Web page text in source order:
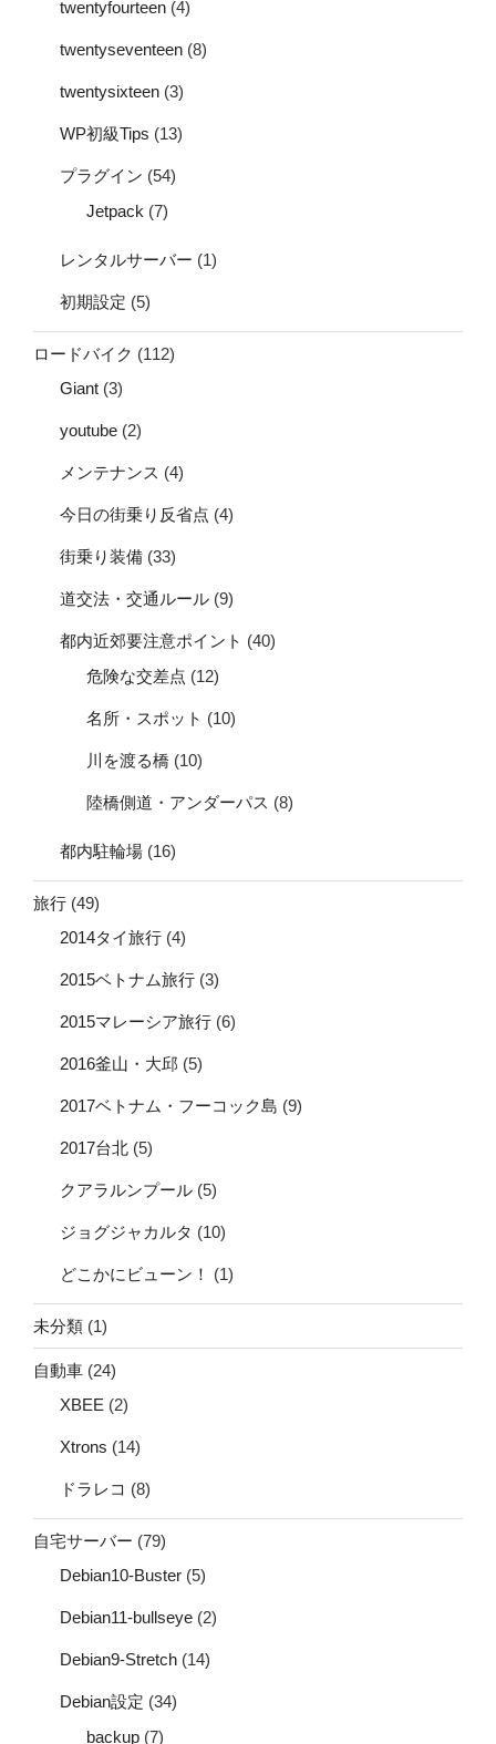
twentyfourteen (4)
twentyseventeen (8)
twentysixteen (3)
WP初級Tips (13)
プラグイン (54)
Jetpack (7)
レンタルサーバー (1)
初期設定 (5)
ロードバイク (112)
Giant (3)
youtube (2)
メンテナンス (4)
今日の街乗り反省点 (4)
街乗り装備 (33)
道交法・交通ルール (9)
都内近郊要注意ポイント (40)
危険な交差点 (12)
名所・スポット (10)
川を渡る橋 (10)
陸橋側道・アンダーパス (8)
都内駐輪場 (16)
旅行 (49)
2014タイ旅行 (4)
2015ベトナム旅行 (3)
2015マレーシア旅行 (6)
2016釜山・大邱 (5)
2017ベトナム・フーコック島 (9)
2017台北 (5)
クアラルンプール (5)
ジョグジャカルタ (10)
どこかにビューン！ (1)
未分類 (1)
自動車 (24)
XBEE (2)
Xtrons (14)
ドラレコ (8)
自宅サーバー (79)
Debian10-Buster (5)
Debian11-bullseye (2)
Debian9-Stretch (14)
Debian設定 (34)
backup (7)